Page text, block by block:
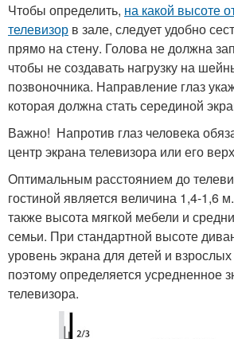
Чтобы определить, на какой высоте
телевизор в зале, следует удобно
прямо на стену. Голова не должна
чтобы не создавать нагрузку на
позвоночника. Направление глаз
которая должна стать серединой
Важно! Напротив глаз человека
центр экрана телевизора или его
Оптимальным расстоянием до
гостиной является величина 1,4-1,6
также высота мягкой мебели и
семьи. При стандартной высоте
уровень экрана для детей и
поэтому определяется усредненное
телевизора.